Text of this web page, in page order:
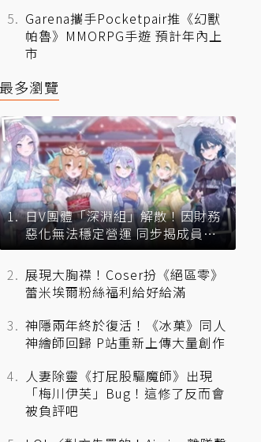
Garena攜手Pocketpair推《幻獸
帕魯》MMORPG手遊 預計年內上
市
最多瀏覽
日V團體「深淵組」解散！因財務
惡化無法穩定營運 同步揭成員未
來去向
展現大胸襟！Coser扮《絕區零》
蕾米埃爾粉絲福利給好給滿
神隱兩年終於復活！《冰菓》同人
神繪師回歸 P站重新上傳大量創作
人妻除靈《打屁股驅魔師》出現
「梅川伊芙」Bug！這修了反而會
被負評吧